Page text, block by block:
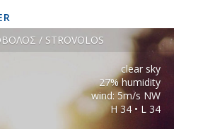
/ STROVOLOS
clear sky
27% humidity
wind: 5m/s NW
H 34 • L 34